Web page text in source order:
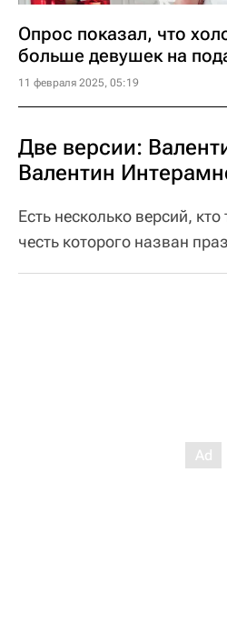
Опрос показал, что
больше девушек на
11 февраля 2025, 05:19
Две версии:
Валентин
Есть несколько версий,
честь которого назван